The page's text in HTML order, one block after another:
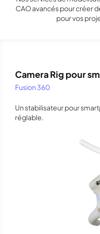
CAO avancés pour créer
pour vos
Camera Rig pour
Fusion 360
Un stabilisateur pour
réglable.